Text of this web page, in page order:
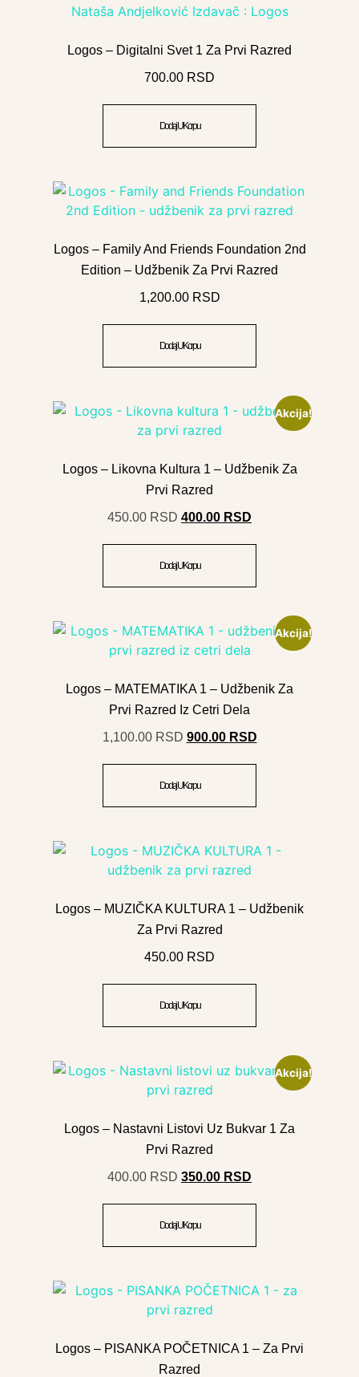
Logos – Digitalni Svet 1 Za Prvi Razred
700.00 RSD
Dodaj U Korpu
Logos – Family And Friends Foundation 2nd
Edition – Udžbenik Za Prvi Razred
1,200.00 RSD
Dodaj U Korpu
Akcija!
Logos – Likovna Kultura 1 – Udžbenik Za
Prvi Razred
450.00 RSD 400.00 RSD
Dodaj U Korpu
Akcija!
Logos – MATEMATIKA 1 – Udžbenik Za
Prvi Razred Iz Cetri Dela
1,100.00 RSD 900.00 RSD
Dodaj U Korpu
Logos – MUZIČKA KULTURA 1 – Udžbenik
Za Prvi Razred
450.00 RSD
Dodaj U Korpu
Akcija!
Logos – Nastavni Listovi Uz Bukvar 1 Za
Prvi Razred
400.00 RSD 350.00 RSD
Dodaj U Korpu
Logos – PISANKA POČETNICA 1 – Za Prvi
Razred